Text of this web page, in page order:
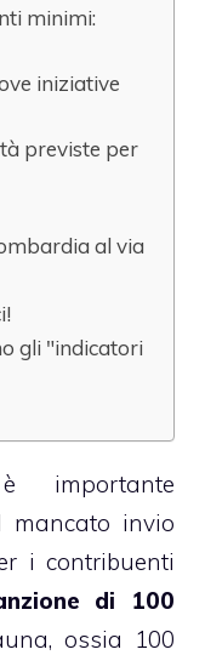
minimi:
iniziative
previste per
al via
gli "indicatori
importante
mancato invio
i contribuenti
di 100
ossia 100